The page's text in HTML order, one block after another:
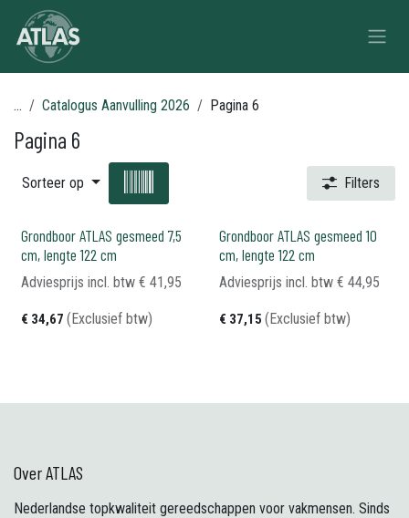
Overslaan naar inhoud
... Catalogus Aanvulling 2026 Pagina 6
Pagina 6
Sorteer op Filters
Grondboor ATLAS gesmeed 7,5
cm, lengte 122 cm
€ 34,67 (Exclusief btw)
Adviesprijs incl. btw € 41,95
Grondboor ATLAS gesmeed 10
cm, lengte 122 cm
€ 37,15 (Exclusief btw)
Adviesprijs incl. btw € 44,95
Over ATLAS
Nederlandse topkwaliteit gereedschappen voor vakmensen. Sinds